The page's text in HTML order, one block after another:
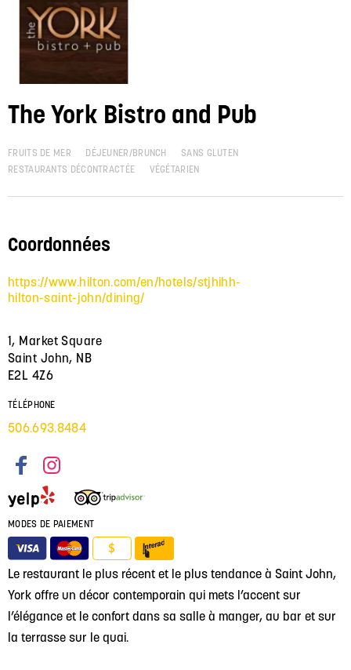
The York Bistro and Pub
FRUITS DE MER DÉJEUNER/BRUNCH
SANS GLUTEN
RESTAURANTS DÉCONTRACTÉE
VÉGÉTARIEN
Le restaurant le plus récent et le plus tendance à Saint John,
York offre un décor contemporain qui mets l’accent sur
l’élégance et le confort dans sa salle à manger, au bar et sur
la terrasse sur le quai.
Coordonnées
https://www.hilton.com/en/hotels/stjhihh-
hilton-saint-john/dining/
1, Market Square
Saint John, NB
E2L 4Z6
TÉLÉPHONE
506.693.8484
MODES DE PAIEMENT
$